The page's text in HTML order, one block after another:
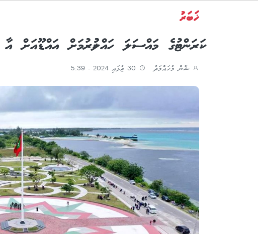
ޚަބަރު
ކަރަންޓުގެ މައްސަލަ ހައްލުކުރުމަށް އައްޑޫއަށް
ޝާން މުހައްމަދު